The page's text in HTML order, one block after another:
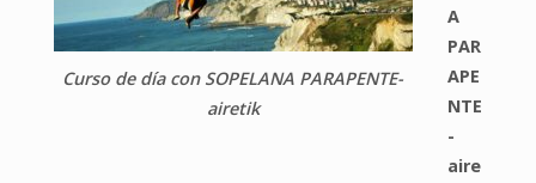
Curso de día con SOPELANA PARAPENTE-
airetik
A
PAR
APE
NTE
-
aire